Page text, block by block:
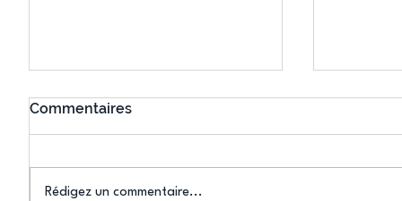
Commentaires
Rédigez un commentaire...